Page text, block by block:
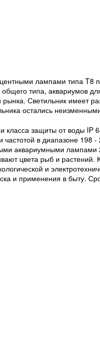
лампами типа T8
типа, аквариумов
Светильник имеет
остались
класса защиты от воды IP
в диапазоне 198
аквариумными лампами
цвета рыб и растений.
и
и применения в быту.